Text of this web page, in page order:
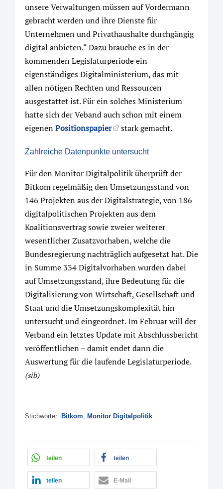
unsere Verwaltungen müssen auf Vordermann
gebracht werden und ihre Dienste für
Unternehmen und Privathaushalte durchgängig
digital anbieten.“ Dazu brauche es in der
kommenden Legislaturperiode ein
eigenständiges Digitalministerium, das mit
allen nötigen Rechten und Ressourcen
ausgestattet ist. Für ein solches Ministerium
hatte sich der Veband auch schon mit einem
eigenenPositionspapier stark gemacht.
Zahlreiche Datenpunkte untersucht
Für den Monitor Digitalpolitik überprüft der
Bitkom regelmäßig den Umsetzungsstand von
146 Projekten aus der Digitalstrategie, von 186
digitalpolitischen Projekten aus dem
Koalitionsvertrag sowie zweier weiterer
wesentlicher Zusatzvorhaben, welche die
Bundesregierung nachträglich aufgesetzt hat. Die
in Summe 334 Digitalvorhaben wurden dabei
auf Umsetzungsstand, ihre Bedeutung für die
Digitalisierung von Wirtschaft, Gesellschaft und
Staat und die Umsetzungskomplexität hin
untersucht und eingeordnet. Im Februar will der
Verband ein letztes Update mit Abschlussbericht
veröffentlichen – damit endet dann die
Auswertung für die laufende Legislaturperiode.
(sib)
Stichwörter: Bitkom, Monitor Digitalpolitik
teilen teilen
teilen E-Mail